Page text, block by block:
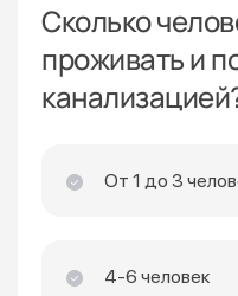
Сколько
проживать и
От 1 до 3
4-6 человек